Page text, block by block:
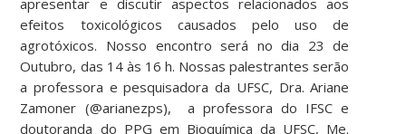
efeitos toxicológicos causados pelo uso de
agrotóxicos. Nosso encontro será no dia 23 de
Outubro, das 14 às 16 h. Nossas palestrantes serão
a professora e pesquisadora da UFSC, Dra. Ariane
Zamoner (@arianezps), a professora do IFSC e
doutoranda do PPG em Bioquímica da UFSC, Me.